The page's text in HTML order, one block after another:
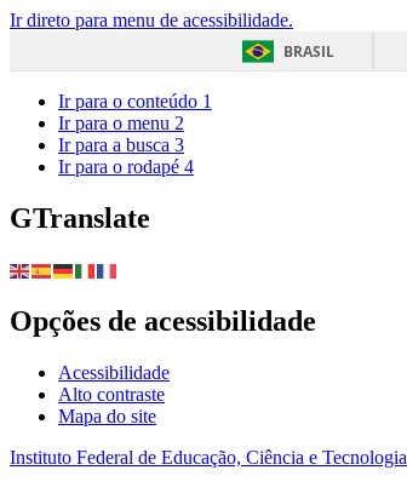
Ir direto para menu de acessibilidade.
BRASIL
Ir para o conteúdo 1
Ir para o menu 2
Ir para a busca 3
Ir para o rodapé 4
GTranslate
Opções de acessibilidade
Acessibilidade
Alto contraste
Mapa do site
Instituto Federal de Educação, Ciência e Tecnologia